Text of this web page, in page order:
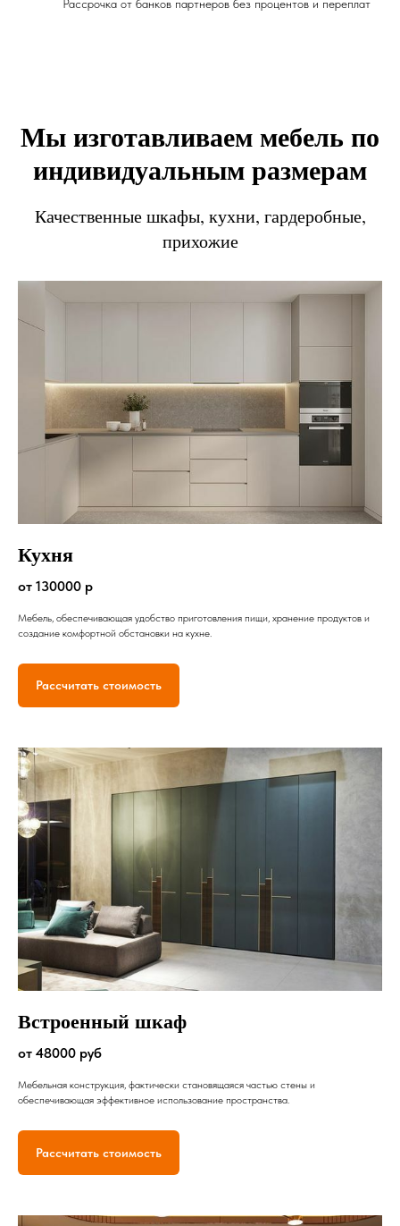
Рассрочка от банков партнеров без процентов и переплат
Мы изготавливаем мебель по
индивидуальным размерам
Качественные шкафы, кухни, гардеробные,
прихожие
Кухня
от 130000 р
Мебель, обеспечивающая удобство приготовления пищи, хранение продуктов и
создание комфортной обстановки на кухне.
Рассчитать стоимость
Встроенный шкаф
от 48000 руб
Мебельная конструкция, фактически становящаяся частью стены и
обеспечивающая эффективное использование пространства.
Рассчитать стоимость